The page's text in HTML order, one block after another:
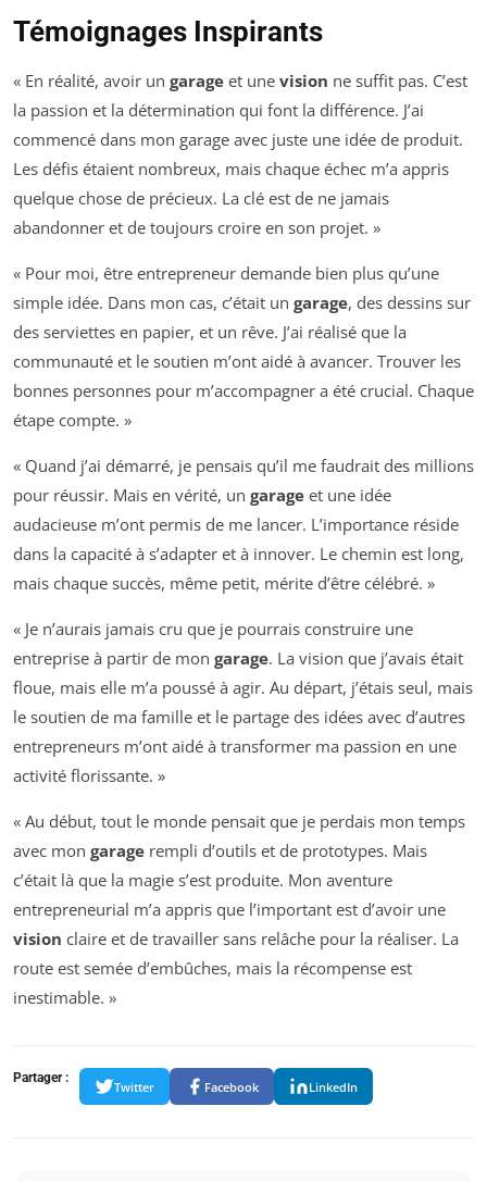
Témoignages Inspirants
« En réalité, avoir un garage et une vision ne suffit pas. C’est
la passion et la détermination qui font la différence. J’ai
commencé dans mon garage avec juste une idée de produit.
Les défis étaient nombreux, mais chaque échec m’a appris
quelque chose de précieux. La clé est de ne jamais
abandonner et de toujours croire en son projet. »
« Pour moi, être entrepreneur demande bien plus qu’une
simple idée. Dans mon cas, c’était un garage, des dessins sur
des serviettes en papier, et un rêve. J’ai réalisé que la
communauté et le soutien m’ont aidé à avancer. Trouver les
bonnes personnes pour m’accompagner a été crucial. Chaque
étape compte. »
« Quand j’ai démarré, je pensais qu’il me faudrait des millions
pour réussir. Mais en vérité, un garage et une idée
audacieuse m’ont permis de me lancer. L’importance réside
dans la capacité à s’adapter et à innover. Le chemin est long,
mais chaque succès, même petit, mérite d’être célébré. »
« Je n’aurais jamais cru que je pourrais construire une
entreprise à partir de mon garage. La vision que j’avais était
floue, mais elle m’a poussé à agir. Au départ, j’étais seul, mais
le soutien de ma famille et le partage des idées avec d’autres
entrepreneurs m’ont aidé à transformer ma passion en une
activité florissante. »
« Au début, tout le monde pensait que je perdais mon temps
avec mon garage rempli d’outils et de prototypes. Mais
c’était là que la magie s’est produite. Mon aventure
entrepreneurial m’a appris que l’important est d’avoir une
vision claire et de travailler sans relâche pour la réaliser. La
route est semée d’embûches, mais la récompense est
inestimable. »
Partager :
Twitter Facebook LinkedIn